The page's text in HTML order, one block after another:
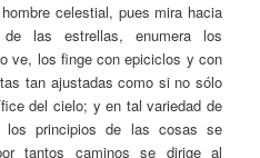
celestial, pues mira hacia
las estrellas, enumera los
ve, los finge con epiciclos y con
tan ajustadas como si no sólo
del cielo; y en tal variedad de
los principios de las cosas se
tantos caminos se dirige al